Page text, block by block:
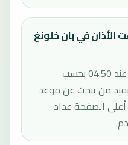
الأذان في بان خلونغ
الصلاة القادمة حاليًا هي الفجر عند 04:50 بحسب
يفيد من يبحث عن موعد
الصفحة عداد